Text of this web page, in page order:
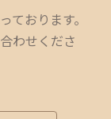
ております。
わせくださ